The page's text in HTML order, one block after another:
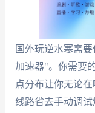
国外玩逆水寒需
加速器"。你需要
点分布让你无论
线路省去手动调试